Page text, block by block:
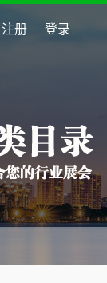
注册 登录